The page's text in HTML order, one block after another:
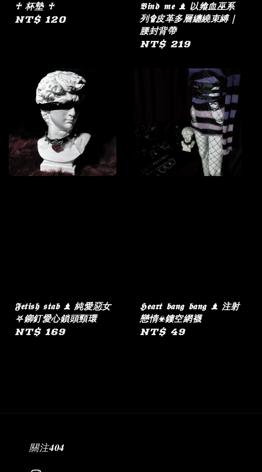
♰ 杯墊 ♰
Regular
NT$ 120
𝕭𝖎𝖓𝖉 𝖒𝖊 ♝ 以飨血巫系
列۩皮革多層纏繞束縛｜
腰封背帶
Regular
NT$ 219
𝕱𝖊𝖙𝖎𝖘𝖍 𝖘𝖙𝖆𝖇 ♝ 純愛惡女
⛧鉚釘愛心鎖頭頸環
Regular
NT$ 169
𝕳𝖊𝖆𝖗𝖙 𝖇𝖆𝖓𝖌 𝖇𝖆𝖓𝖌 ♝ 注射
戀情☣︎鏤空網襪
Regular
NT$ 49
關注𝟒𝟎𝟒